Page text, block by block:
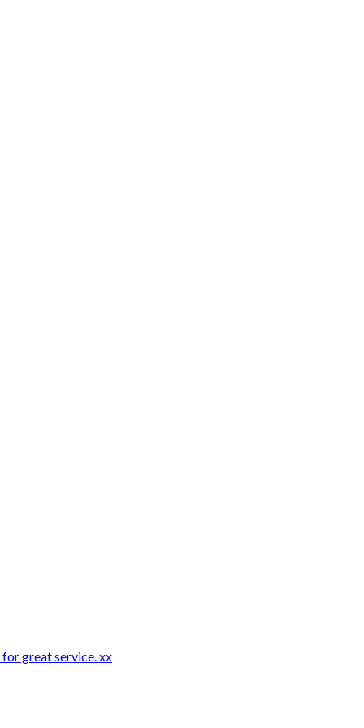
great service. xx